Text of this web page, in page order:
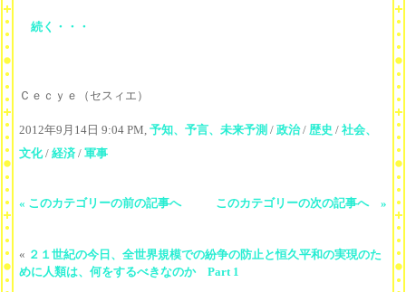
続く・・・
Ｃｅｃｙｅ（セスィエ）
2012年9月14日 9:04 PM, 予知、予言、未来予測 / 政治/ 歴史 / 社会、
文化/ 経済 / 軍事
« このカテゴリーの前の記事へ このカテゴリーの次の記事へ »
« ２１世紀の今日、全世界規模での紛争の防止と恒久平和の実現のた
めに人類は、何をするべきなのか Part 1